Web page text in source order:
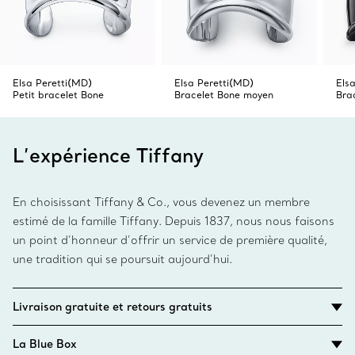
Elsa Peretti(MD)
Petit bracelet Bone
Elsa Peretti(MD)
Bracelet Bone moyen
L’expérience Tiffany
En choisissant Tiffany & Co., vous devenez un membre
estimé de la famille Tiffany. Depuis 1837, nous nous faisons
un point d’honneur d’offrir un service de première qualité,
une tradition qui se poursuit aujourd’hui.
Livraison gratuite et retours gratuits
La Blue Box